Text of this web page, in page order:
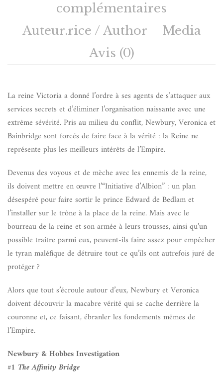
complémentaires
Auteur.rice / Author
Media
Avis (0)
La reine Victoria a donné l’ordre à ses agents de s’attaquer aux
services secrets et d’éliminer l’organisation naissante avec une
extrême sévérité. Pris au milieu du conflit, Newbury, Veronica et
Bainbridge sont forcés de faire face à la vérité : la Reine ne
représente plus les meilleurs intérêts de l’Empire.
Devenus des voyous et de mèche avec les ennemis de la reine,
ils doivent mettre en œuvre l’“Initiative d’Albion” : un plan
désespéré pour faire sortir le prince Edward de Bedlam et
l’installer sur le trône à la place de la reine. Mais avec le
bourreau de la reine et son armée à leurs trousses, ainsi qu’un
possible traître parmi eux, peuvent-ils faire assez pour empêcher
le tyran maléfique de détruire tout ce qu’ils ont autrefois juré de
protéger ?
Alors que tout s’écroule autour d’eux, Newbury et Veronica
doivent découvrir la macabre vérité qui se cache derrière la
couronne et, ce faisant, ébranler les fondements mêmes de
l’Empire.
Newbury & Hobbes Investigation
#1 The Affinity Bridge